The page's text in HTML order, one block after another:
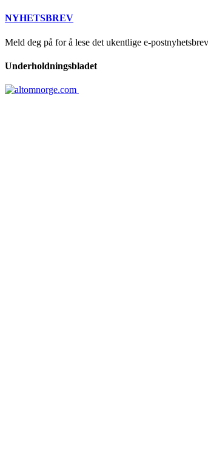
NYHETSBREV
Meld deg på for å lese det ukentlige e-
Underholdningsbladet